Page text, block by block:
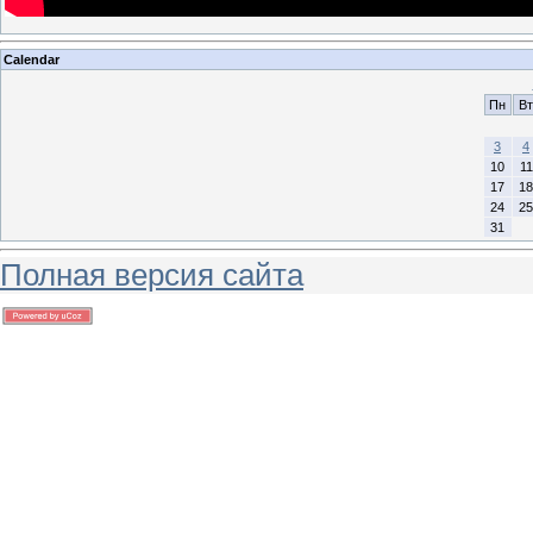
Calendar
Пн
Вт
3
4
10
11
17
18
24
25
31
Полная версия сайта